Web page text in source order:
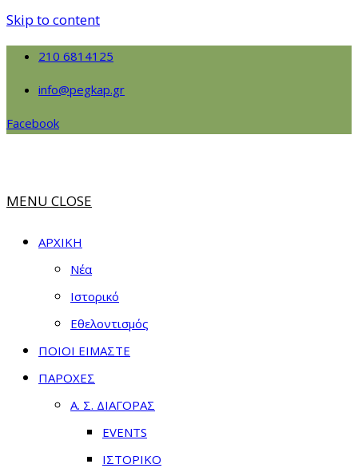
Skip to content
210 6814125
info@pegkap.gr
Facebook
MENU CLOSE
ΑΡΧΙΚΗ
Νέα
Ιστορικό
Εθελοντισμός
ΠΟΙΟΙ ΕΙΜΑΣΤΕ
ΠΑΡΟΧΕΣ
Α. Σ. ΔΙΑΓΟΡΑΣ
EVENTS
ΙΣΤΟΡΙΚΟ